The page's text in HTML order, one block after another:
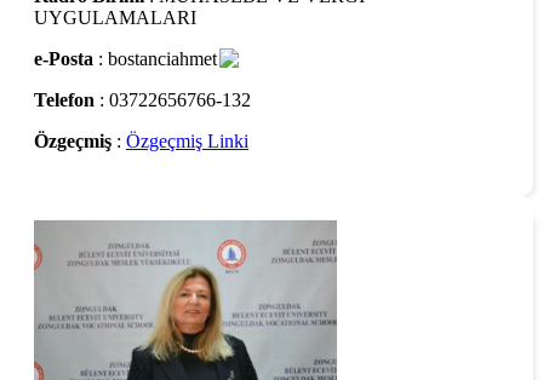
UYGULAMALARI
e-Posta : bostanciahmet
Telefon : 03722656766-132
Özgeçmiş : Özgeçmiş Linki